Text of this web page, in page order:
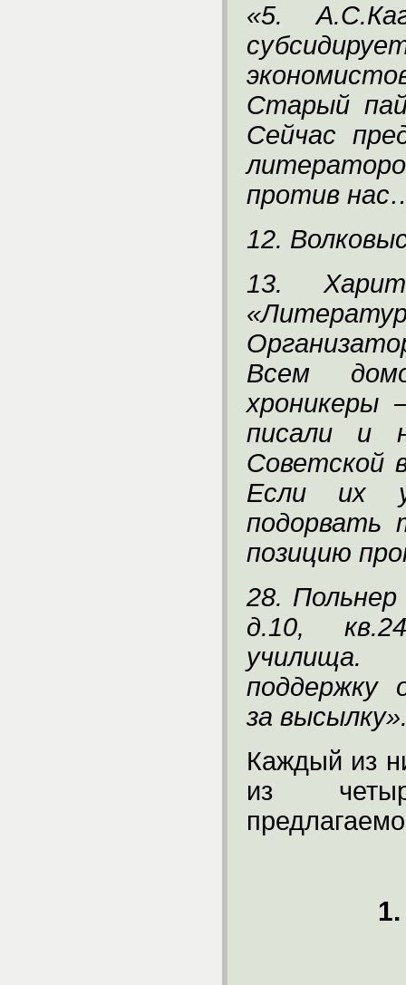
«5.
Старый
Сейчас
против
12.
13.
Всем
хроникеры
писали и
Советской
Если их
подорвать
позицию
28.
д.10,
училища.
поддержку
за
Каждый из
из